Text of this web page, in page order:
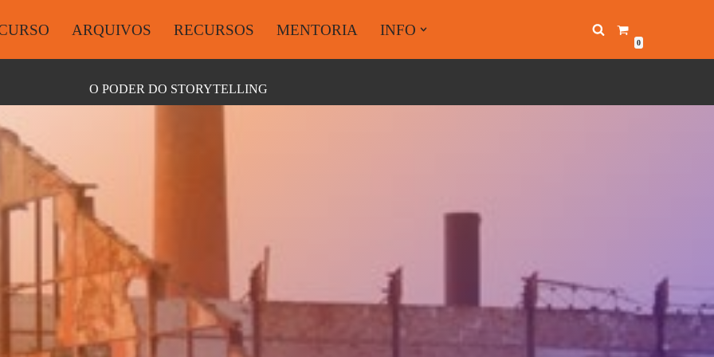
ARQUIVOS RECURSOS MENTORIA INFO
0
O PODER DO STORYTELLING